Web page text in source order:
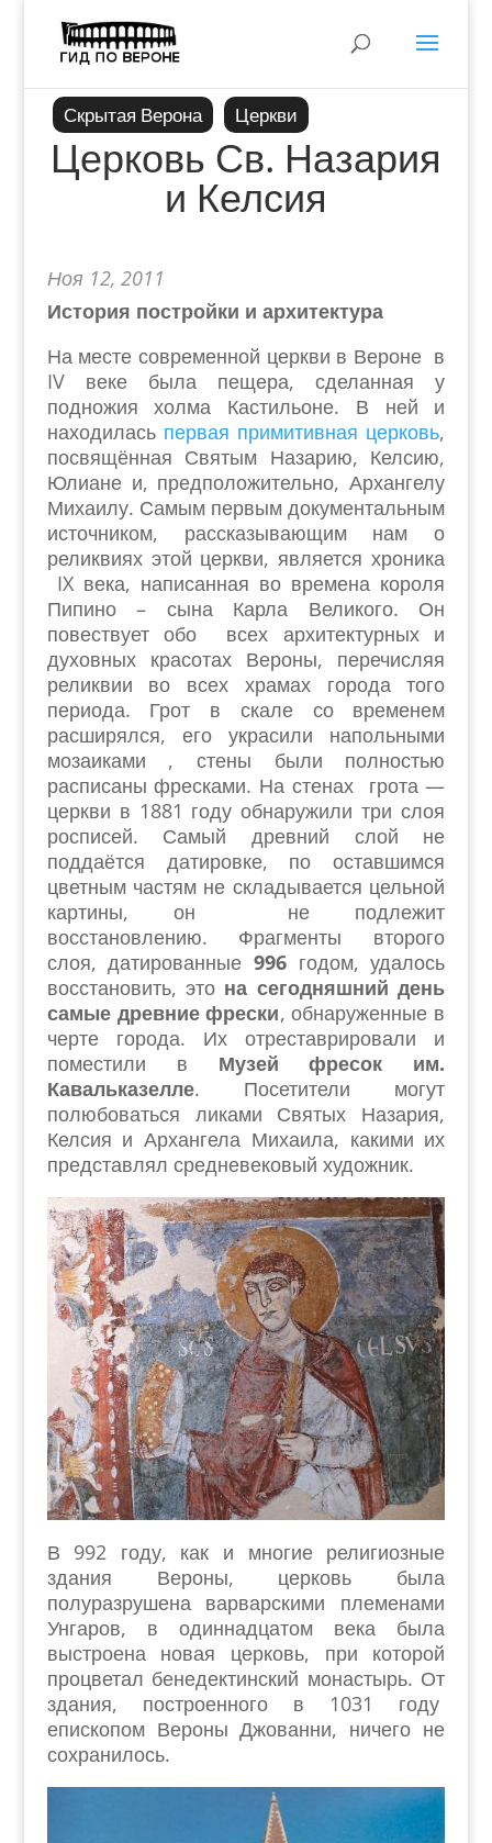
Скрытая Верона Церкви
Церковь Св. Назария
и Келсия
Ноя 12, 2011
История постройки и архитектура
На месте современной церкви в Вероне в
IV веке была пещера, сделанная у
подножия холма Кастильоне. В ней и
находилась первая примитивная церковь,
посвящённая Святым Назарию, Келсию,
Юлиане и, предположительно, Архангелу
Михаилу. Самым первым документальным
источником, рассказывающим нам о
реликвиях этой церкви, является хроника
IX века, написанная во времена короля
Пипино – сына Карла Великого. Он
повествует обо всех архитектурных и
духовных красотах Вероны, перечисляя
реликвии во всех храмах города того
периода. Грот в скале со временем
расширялся, его украсили напольными
мозаиками , стены были полностью
расписаны фресками. На стенах грота —
церкви в 1881 году обнаружили три слоя
росписей. Самый древний слой не
поддаётся датировке, по оставшимся
цветным частям не складывается цельной
картины, он не подлежит
восстановлению. Фрагменты второго
слоя, датированные 996 годом, удалось
восстановить, это на сегодняшний день
самые древние фрески, обнаруженные в
черте города. Их отреставрировали и
поместили в Музей фресок им.
Кавальказелле. Посетители могут
полюбоваться ликами Святых Назария,
Келсия и Архангела Михаила, какими их
представлял средневековый художник.
В 992 году, как и многие религиозные
здания Вероны, церковь была
полуразрушена варварскими племенами
Унгаров, в одиннадцатом века была
выстроена новая церковь, при которой
процветал бенедектинский монастырь. От
здания, построенного в 1031 году
епископом Вероны Джованни, ничего не
сохранилось.